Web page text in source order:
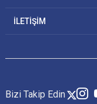
İLETİŞİM
Bizi Takip Edin